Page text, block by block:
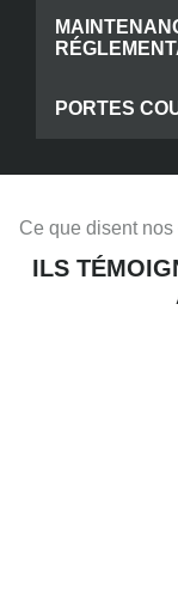
PORTES
Ce que disent
ILS